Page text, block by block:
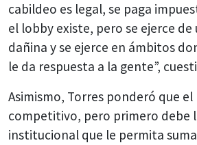
cabildeo es legal, se paga
el lobby existe, pero se ejerce
dañina y se ejerce en ámbitos
le da respuesta a la gente”,
Asimismo, Torres ponderó que el
competitivo, pero primero debe
institucional que le permita